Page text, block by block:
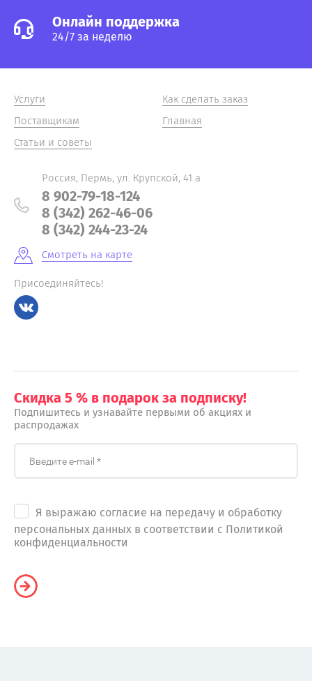
Онлайн поддержка
24/7 за неделю
Услуги
Поставщикам
Статьи и советы
Как сделать заказ
Главная
Россия, Пермь, ул. Крупской, 41 а
8 902-79-18-124
8 (342) 262-46-06
8 (342) 244-23-24
Смотреть на карте
Присоединяйтесь!
Скидка 5 % в подарок за подписку!
Подпишитесь и узнавайте первыми об акциях и
распродажах
Я выражаю согласие на передачу и обработку
персональных данных в соответствии с Политикой
конфиденциальности